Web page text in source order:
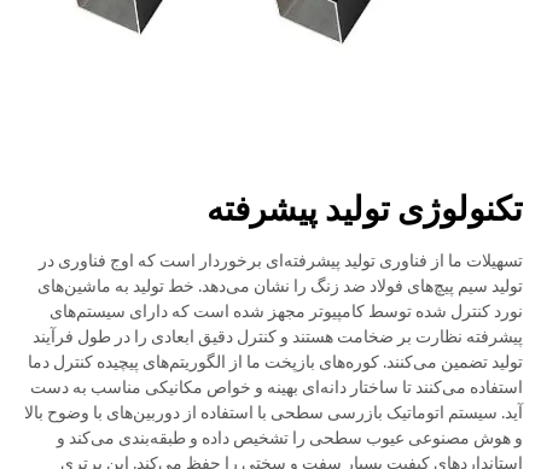
تکنولوژی تولید پیشرفته
تسهیلات ما از فناوری تولید پیشرفته‌ای برخوردار است که اوج فناوری در
تولید سیم پیچ‌های فولاد ضد زنگ را نشان می‌دهد. خط تولید به ماشین‌های
نورد کنترل شده توسط کامپیوتر مجهز شده است که دارای سیستم‌های
پیشرفته نظارت بر ضخامت هستند و کنترل دقیق ابعادی را در طول فرآیند
تولید تضمین می‌کنند. کوره‌های بازپخت ما از الگوریتم‌های پیچیده کنترل دما
استفاده می‌کنند تا ساختار دانه‌ای بهینه و خواص مکانیکی مناسب به دست
آید. سیستم اتوماتیک بازرسی سطحی با استفاده از دوربین‌های با وضوح بالا
و هوش مصنوعی عیوب سطحی را تشخیص داده و طبقه‌بندی می‌کند و
استانداردهای کیفیت بسیار سفت و سختی را حفظ می‌کند. این برتری